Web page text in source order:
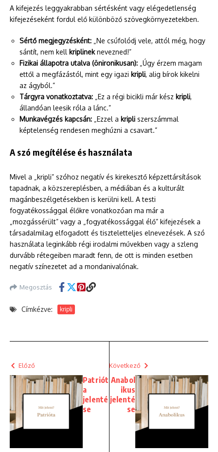
A kifejezés leggyakrabban sértésként vagy elégedetlenség
kifejezéseként fordul elő különböző szövegkörnyezetekben.
Sértő megjegyzésként: „Ne csúfolódj vele, attól még, hogy
sántít, nem kell kriplineknevezned!”
Fizikai állapotra utalva (önironikusan): „Úgy érzem magam
ettől a megfázástól, mint egy igazi kripli, alig bírok kikelni
az ágyból.”
Tárgyra vonatkoztatva: „Ez a régi bicikli már kész kripli,
állandóan leesik róla a lánc.”
Munkavégzés kapcsán: „Ezzel a kripli szerszámmal
képtelenség rendesen meghúzni a csavart.”
A szó megítélése és használata
Mivel a „kripli” szóhoz negatív és kirekesztő képzettársítások
tapadnak, a közszereplésben, a médiában és a kulturált
magánbeszélgetésekben is kerülni kell. A testi
fogyatékossággal élőkre vonatkozóan ma már a
„mozgássérült” vagy a „fogyatékossággal élő” kifejezések a
társadalmilag elfogadott és tiszteletteljes elnevezések. A szó
használata leginkább régi irodalmi művekben vagy a szleng
durvább rétegeiben maradt fenn, de ott is minden esetben
negatív színezetet ad a mondanivalónak.
Megosztás
Címkézve: kripli
Előző
Patriót
a
jelenté
se
Következő
Anabol
ikus
jelenté
se